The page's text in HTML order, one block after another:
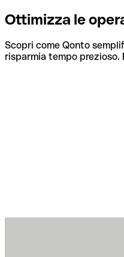
Ottimizza le
Scopri come Qonto
risparmia tempo